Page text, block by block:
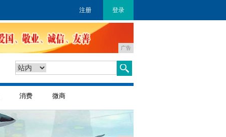
注册 登录
广告
消费 微商